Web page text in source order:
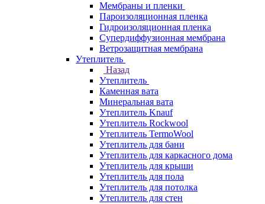
Мембраны и пленки
Пароизоляционная пленка
Гидроизоляционная пленка
Супердиффузионная мембрана
Ветрозащитная мембрана
Утеплитель
Назад
Утеплитель
Каменная вата
Минеральная вата
Утеплитель Knauf
Утеплитель Rockwool
Утеплитель TermoWool
Утеплитель для бани
Утеплитель для каркасного дома
Утеплитель для крыши
Утеплитель для пола
Утеплитель для потолка
Утеплитель для стен